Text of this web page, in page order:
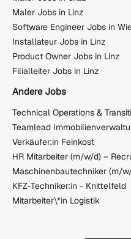
Maler Jobs in Linz
Software Engineer Jobs in
Installateur Jobs in Linz
Product Owner Jobs in Linz
Filialleiter Jobs in Linz
Andere Jobs
Verkäufer:in Feinkost
HR Mitarbeiter (m/w/d) –
Maschinenbautechniker (m/
KFZ-Techniker:in - Knittelfeld
Mitarbeiter\*in Logistik